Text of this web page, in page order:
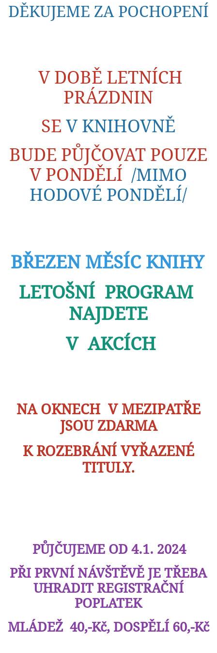
DĚKUJEME ZA POCHOPENÍ
V DOBĚ LETNÍCH
PRÁZDNIN
SE V KNIHOVNĚ
BUDE PŮJČOVAT POUZE
V PONDĚLÍ /MIMO
HODOVÉ PONDĚLÍ/
BŘEZEN MĚSÍC KNIHY
LETOŠNÍ PROGRAM
NAJDETE
V AKCÍCH
NA OKNECH V MEZIPATŘE
JSOU ZDARMA
K ROZEBRÁNÍ VYŘAZENÉ
TITULY.
PŮJČUJEME OD 4.1. 2024
PŘI PRVNÍ NÁVŠTĚVĚ JE TŘEBA
UHRADIT REGISTRAČNÍ
POPLATEK
MLÁDEŽ 40,-Kč, DOSPĚLÍ 60,-Kč